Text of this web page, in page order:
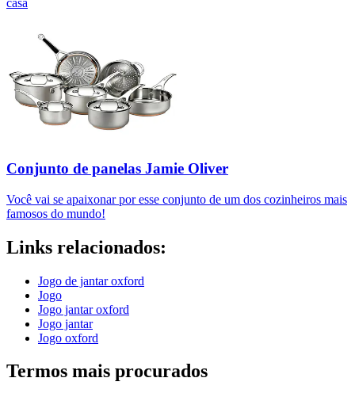
casa
Conjunto de panelas Jamie Oliver
Você vai se apaixonar por esse conjunto de um dos cozinheiros mais
famosos do mundo!
Links relacionados:
Jogo de jantar oxford
Jogo
Jogo jantar oxford
Jogo jantar
Jogo oxford
Termos mais procurados